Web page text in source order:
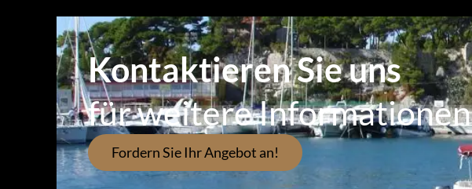
Kontaktieren Sie uns
für weitere Informationen
Fordern Sie Ihr Angebot an!